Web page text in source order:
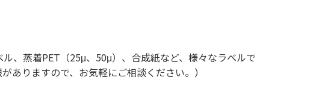
、蒸着PET（25μ、50μ）、合成紙など、様々なラベルで
ありますので、お気軽にご相談ください。）